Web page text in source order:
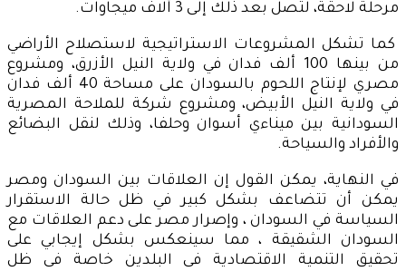
مرحلة لاحقة، لتصل بعد ذلك إلى 3 آلاف ميجاوات.
كما تشكل المشروعات الاستراتيجية لاستصلاح الأراضي
من بينها 100 ألف فدان في ولاية النيل الأزرق، ومشروع
مصري لإنتاج اللحوم بالسودان على مساحة 40 ألف فدان
في ولاية النيل الأبيض، ومشروع شركة للملاحة المصرية
السودانية بين ميناءي أسوان وحلفا، وذلك لنقل البضائع
والأفراد والسياحة.
في النهاية، يمكن القول إن العلاقات بين السودان ومصر
يمكن أن تتضاعف بشكل كبير في ظل حالة الاستقرار
السياسة في السودان ، وإصرار مصر على دعم العلاقات مع
السودان الشقيقة ، مما سينعكس بشكل إيجابي على
تحقيق التنمية الاقتصادية فى البلدين خاصة فى ظل